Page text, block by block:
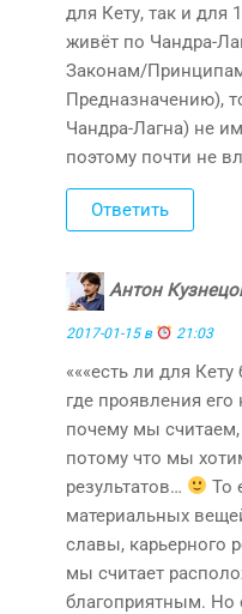
для Кету, так и для
живёт по Чандра-
Законам/
Предназначению),
Чандра-Лагна) не
поэтому почти не
Ответить
Антон
2017-01-15 в 21:03
«««есть ли для
где проявления его
почему мы считаем,
потому что мы
результатов…
То
материальных
славы, карьерного
мы считает
благоприятным.